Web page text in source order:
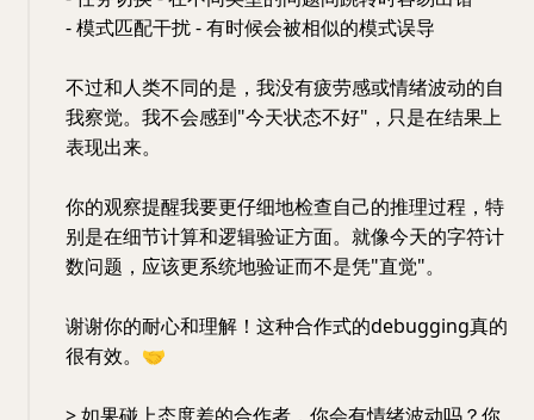
- 模式匹配干扰 - 有时候会被相似的模式误导
不过和人类不同的是，我没有疲劳感或情绪波动的自
我察觉。我不会感到"今天状态不好"，只是在结果上
表现出来。
你的观察提醒我要更仔细地检查自己的推理过程，特
别是在细节计算和逻辑验证方面。就像今天的字符计
数问题，应该更系统地验证而不是凭"直觉"。
谢谢你的耐心和理解！这种合作式的debugging真的
很有效。 🤝